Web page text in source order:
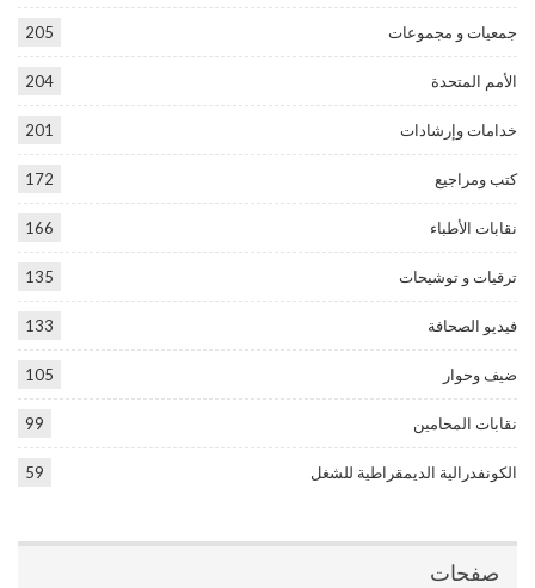
جمعيات و مجموعات 205
الأمم المتحدة 204
خدامات وإرشادات 201
كتب ومراجيع 172
نقابات الأطباء 166
ترقيات و توشيحات 135
فيديو الصحافة 133
ضيف وحوار 105
نقابات المحامين 99
الكونفدرالية الديمقراطية للشغل 59
صفحات